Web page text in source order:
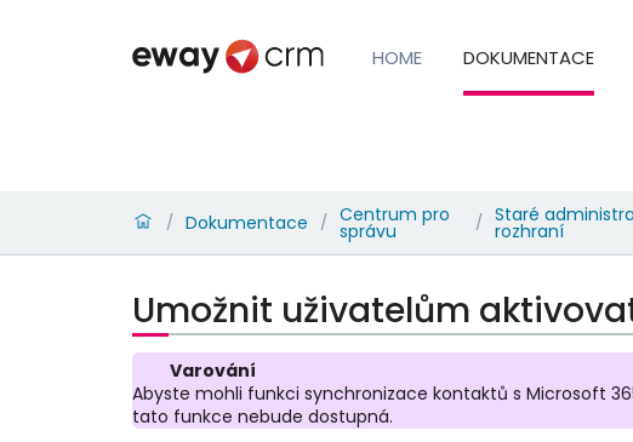
HOME DOKUMENTACE
/ Dokumentace / Centrum pro
správu / Staré
rozhraní
Umožnit uživatelům
Varování
Abyste mohli funkci synchronizace kontaktů s Microsoft
tato funkce nebude dostupná.